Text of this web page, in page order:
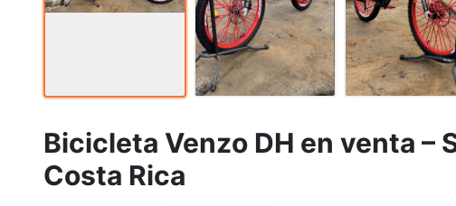
Bicicleta Venzo DH en venta –
Costa Rica